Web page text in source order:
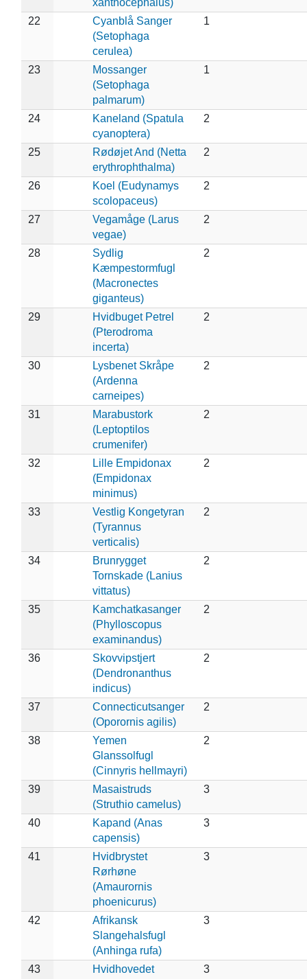
22
Cyanblå Sanger
(Setophaga
cerulea)
1
23
Mossanger
(Setophaga
palmarum)
1
24
Kaneland (Spatula
cyanoptera)
2
25
Rødøjet And (Netta
erythrophthalma)
2
26
Koel (Eudynamys
scolopaceus)
2
27
Vegamåge (Larus
vegae)
2
28
Sydlig
Kæmpestormfugl
(Macronectes
giganteus)
2
29
Hvidbuget Petrel
(Pterodroma
incerta)
2
30
Lysbenet Skråpe
(Ardenna
carneipes)
2
31
Marabustork
(Leptoptilos
crumenifer)
2
32
Lille Empidonax
(Empidonax
minimus)
2
33
Vestlig Kongetyran
(Tyrannus
verticalis)
2
34
Brunrygget
Tornskade (Lanius
vittatus)
2
35
Kamchatkasanger
(Phylloscopus
examinandus)
2
36
Skovvipstjert
(Dendronanthus
indicus)
2
37
Connecticutsanger
(Oporornis agilis)
2
38
Yemen
Glanssolfugl
(Cinnyris hellmayri)
2
39
Masaistruds
(Struthio camelus)
3
40
Kapand (Anas
capensis)
3
41
Hvidbrystet
Rørhøne
(Amaurornis
phoenicurus)
3
42
Afrikansk
Slangehalsfugl
(Anhinga rufa)
3
43
Hvidhovedet
3